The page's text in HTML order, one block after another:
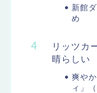
新館
め
リッツカ
晴らしい
爽や
ィ」